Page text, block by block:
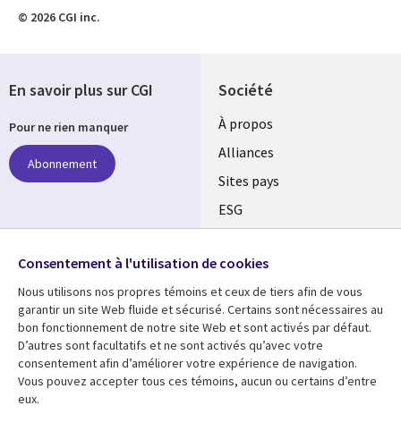
© 2026 CGI inc.
Société
À propos
Alliances
Sites pays
ESG
Fusions
Salle de presse
Ressources
Articles
Support
En savoir plus sur CGI
Pour ne rien manquer
Abonnement
Suivez-nous
Social
Media
Global
FR
Consentement à l'utilisation de cookies
Nous utilisons nos propres témoins et ceux de tiers afin de vous
garantir un site Web fluide et sécurisé. Certains sont nécessaires au
bon fonctionnement de notre site Web et sont activés par défaut.
D’autres sont facultatifs et ne sont activés qu’avec votre
consentement afin d’améliorer votre expérience de navigation.
Vous pouvez accepter tous ces témoins, aucun ou certains d’entre
eux.